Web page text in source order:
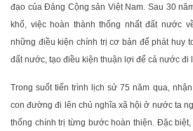
đạo của Đảng Cộng sản Việt Nam. Sau 30
khổ, việc hoàn thành thống nhất đất nước
những điều kiện chính trị cơ bản để phát huy
đất nước, tạo điều kiện thuận lợi để cả nước đi
Trong suốt tiến trình lịch sử 75 năm qua,
con đường đi lên chủ nghĩa xã hội ở nước ta
thống chính trị từng bước hoàn thiện. Đặc